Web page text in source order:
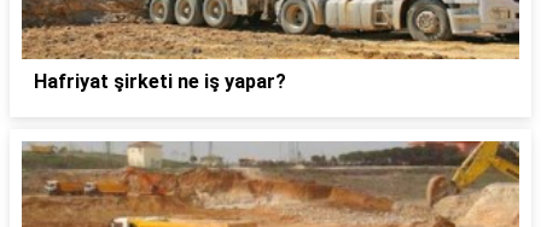
Hafriyat şirketi ne iş yapar?